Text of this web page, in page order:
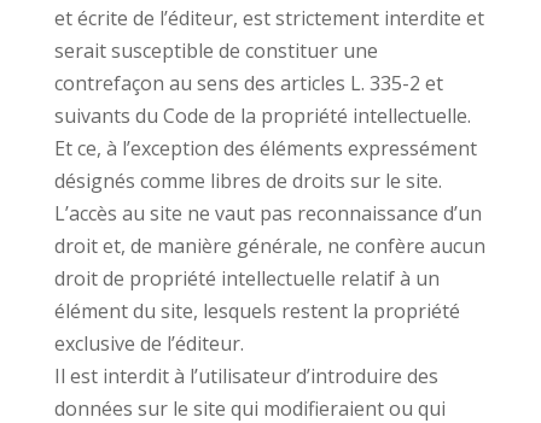
et écrite de l’éditeur, est strictement interdite et
serait susceptible de constituer une
contrefaçon au sens des articles L. 335-2 et
suivants du Code de la propriété intellectuelle.
Et ce, à l’exception des éléments expressément
désignés comme libres de droits sur le site.
L’accès au site ne vaut pas reconnaissance d’un
droit et, de manière générale, ne confère aucun
droit de propriété intellectuelle relatif à un
élément du site, lesquels restent la propriété
exclusive de l’éditeur.
Il est interdit à l’utilisateur d’introduire des
données sur le site qui modifieraient ou qui